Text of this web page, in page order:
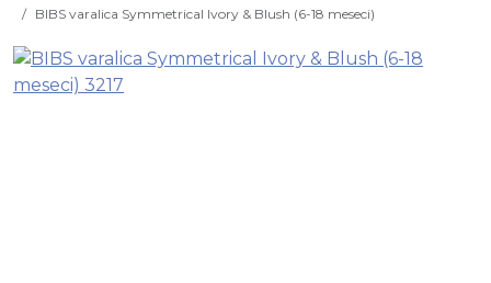
BIBS varalica Symmetrical Ivory & Blush (6-18 meseci)